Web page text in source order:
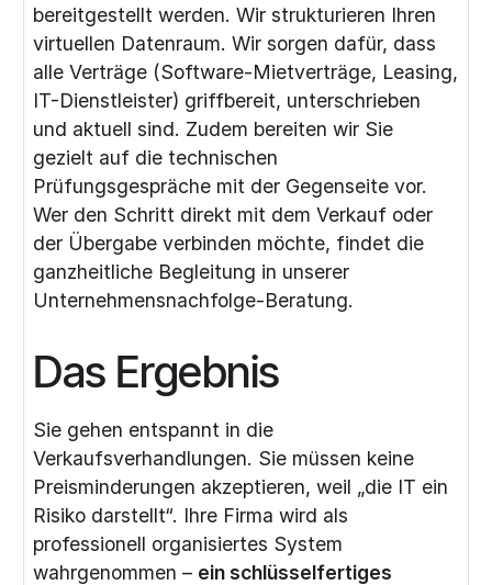
bereitgestellt werden. Wir strukturieren Ihren
virtuellen Datenraum. Wir sorgen dafür, dass
alle Verträge (Software-Mietverträge, Leasing,
IT-Dienstleister) griffbereit, unterschrieben
und aktuell sind. Zudem bereiten wir Sie
gezielt auf die technischen
Prüfungsgespräche mit der Gegenseite vor.
Wer den Schritt direkt mit dem Verkauf oder
der Übergabe verbinden möchte, findet die
ganzheitliche Begleitung in unserer
Unternehmensnachfolge-Beratung.
Das Ergebnis
Sie gehen entspannt in die
Verkaufsverhandlungen. Sie müssen keine
Preisminderungen akzeptieren, weil „die IT ein
Risiko darstellt“. Ihre Firma wird als
professionell organisiertes System
wahrgenommen – ein schlüsselfertiges